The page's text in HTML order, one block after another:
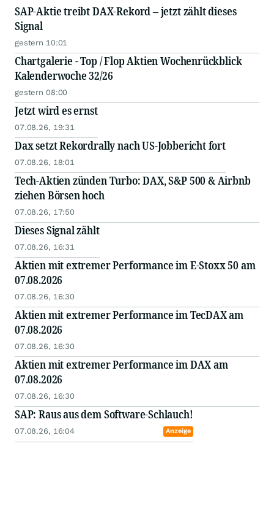
SAP-Aktie treibt DAX-Rekord – jetzt zählt dieses
Signal
gestern 10:01
Chartgalerie - Top / Flop Aktien Wochenrückblick
Kalenderwoche 32/26
gestern 08:00
Jetzt wird es ernst
07.08.26, 19:31
Dax setzt Rekordrally nach US-Jobbericht fort
07.08.26, 18:01
Tech-Aktien zünden Turbo: DAX, S&P 500 & Airbnb
ziehen Börsen hoch
07.08.26, 17:50
Dieses Signal zählt
07.08.26, 16:31
Aktien mit extremer Performance im E-Stoxx 50 am
07.08.2026
07.08.26, 16:30
Aktien mit extremer Performance im TecDAX am
07.08.2026
07.08.26, 16:30
Aktien mit extremer Performance im DAX am
07.08.2026
07.08.26, 16:30
SAP: Raus aus dem Software-Schlauch!
07.08.26, 16:04 Anzeige